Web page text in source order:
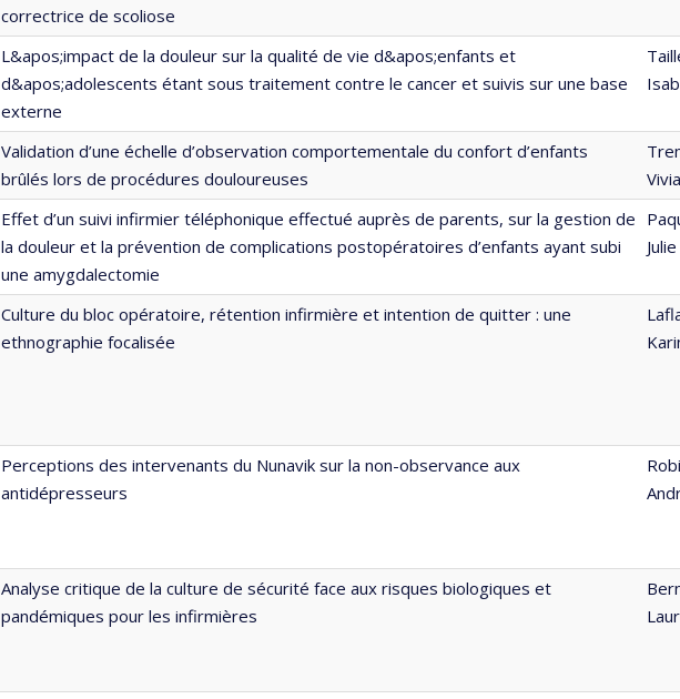
correctrice de scoliose
L&apos;impact de la douleur sur la qualité de vie d&apos;enfants et
d&apos;adolescents étant sous traitement contre le cancer et suivis sur une base
externe
Validation d’une échelle d’observation comportementale du confort d’enfants
brûlés lors de procédures douloureuses
Effet d’un suivi infirmier téléphonique effectué auprès de parents, sur la gestion de
la douleur et la prévention de complications postopératoires d’enfants ayant subi
une amygdalectomie
Julie
Culture du bloc opératoire, rétention infirmière et intention de quitter : une
ethnographie focalisée
Perceptions des intervenants du Nunavik sur la non-observance aux
antidépresseurs
Analyse critique de la culture de sécurité face aux risques biologiques et
pandémiques pour les infirmières